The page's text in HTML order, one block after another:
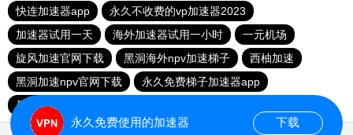
快连加速器app
永久不收费的vp加速器2023
加速器试用一天
海外加速器试用一小时
一元机场
旋风加速官网下载
黑洞海外npv加速梯子
西柚加速
黑洞加速npv官网下载
永久免费梯子加速器app
暴雪加速器
永久免费使用的加速器 下载